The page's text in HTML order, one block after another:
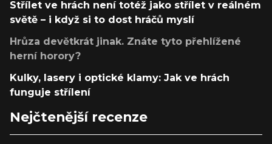
Střílet ve hrách není totéž jako střílet v reálném
světě – i když si to dost hráčů myslí
Hrůza devětkrát jinak. Znáte tyto přehlížené
herní horory?
Kulky, lasery i optické klamy: Jak ve hrách
funguje střílení
Nejčtenější recenze